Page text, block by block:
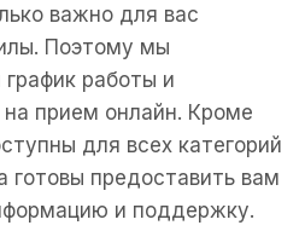
важно для вас
Поэтому мы
работы и
прием онлайн. Кроме
для всех категорий
готовы предоставить вам
и поддержку.